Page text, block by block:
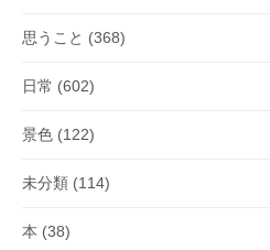
思うこと (368)
日常 (602)
景色 (122)
未分類 (114)
本 (38)